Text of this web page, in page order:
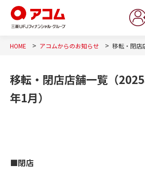
HOME アコムからのお知らせ 移転・閉店
移転・閉店店舗一覧（
年1月）
■閉店